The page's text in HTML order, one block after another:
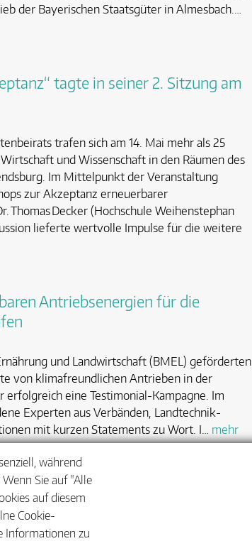
der Bayerischen Staatsgüter in Almesbach.…
tagte in seiner 2. Sitzung am
trafen sich am 14. Mai mehr als 25
und Wissenschaft in den Räumen des
Im Mittelpunkt der Veranstaltung
zur Akzeptanz erneuerbarer
Thomas Decker (Hochschule Weihenstephan
lieferte wertvolle Impulse für die weitere
Antriebsenergien für die
und Landwirtschaft (BMEL) geförderten
von klimafreundlichen Antrieben in der
eine Testimonial-Kampagne. Im
Experten aus Verbänden, Landtechnik-
mit kurzen Statements zu Wort. I… mehr
>
während
Sie auf "Alle
auf diesem
Cookie-
Informationen zu